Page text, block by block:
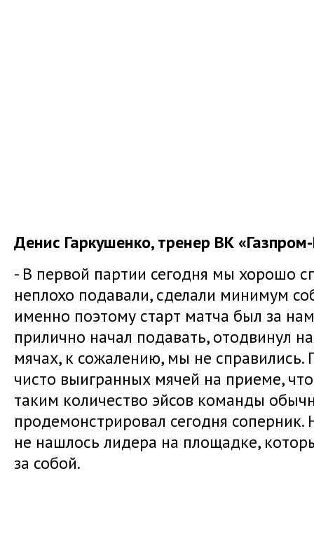
Денис Гаркушенко, тренер ВК
- В первой партии сегодня мы хорошо
неплохо подавали, сделали минимум
именно поэтому старт матча был за
прилично начал подавать, отодвинул
мячах, к сожалению, мы не справились.
чисто выигранных мячей на приеме,
таким количество эйсов команды
продемонстрировал сегодня соперник.
не нашлось лидера на площадке,
за собой.